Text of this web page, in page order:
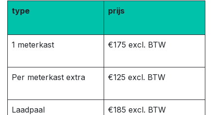
type prijs
1 meterkast €175 excl. BTW
Per meterkast extra €125 excl. BTW
Laadpaal €185 excl. BTW